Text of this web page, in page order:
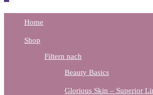
Home
Shop
Filtern nach
Beauty Basics
Glorious Skin – Superior